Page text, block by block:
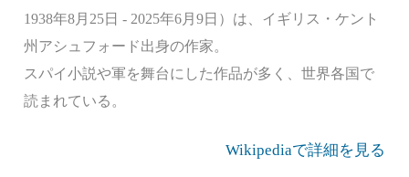
1938年8月25日 - 2025年6月9日）は、イギリス・ケント
州アシュフォード出身の作家。
スパイ小説や軍を舞台にした作品が多く、世界各国で
読まれている。
Wikipediaで詳細を見る